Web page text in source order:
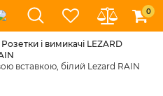
0
Розетки і вимикачі LEZARD
вставкою, білий Lezard RAIN